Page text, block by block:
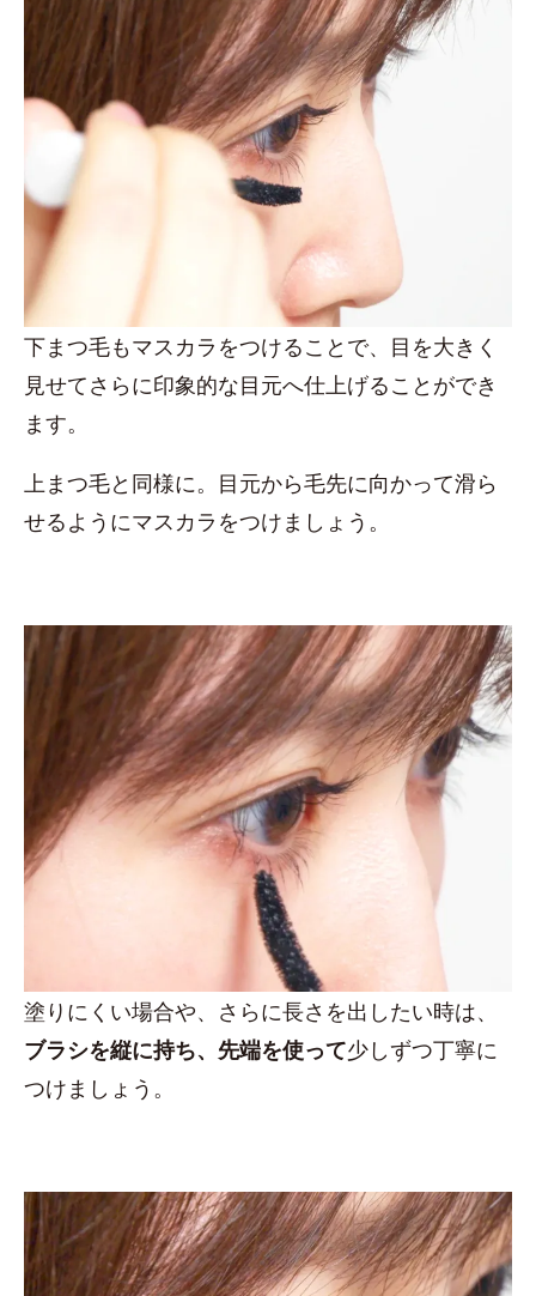
下まつ毛もマスカラをつけることで、目を大きく
見せてさらに印象的な目元へ仕上げることができ
ます。
上まつ毛と同様に。目元から毛先に向かって滑ら
せるようにマスカラをつけましょう。
塗りにくい場合や、さらに長さを出したい時は、
ブラシを縦に持ち、先端を使って少しずつ丁寧に
つけましょう。